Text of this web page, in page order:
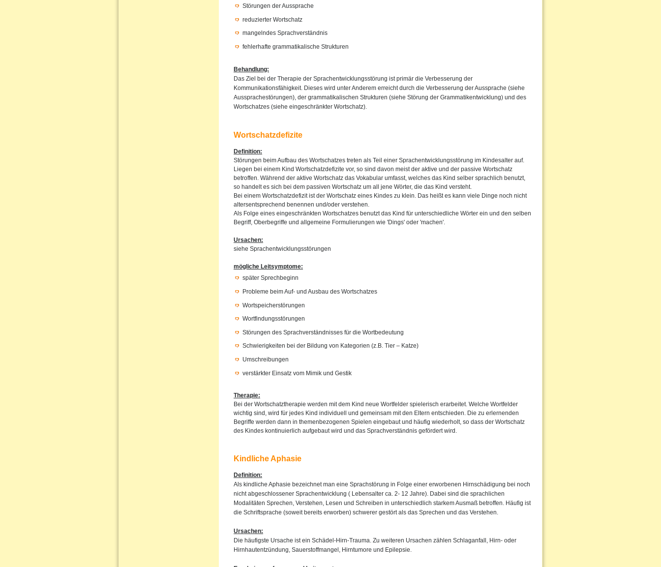
Störungen der Aussprache
reduzierter Wortschatz
mangelndes Sprachverständnis
fehlerhafte grammatikalische Strukturen
Behandlung:
Das Ziel bei der Therapie der Sprachentwicklungsstörung ist primär die Verbesserung der
Kommunikationsfähigkeit. Dieses wird unter Anderem erreicht durch die Verbesserung der Aussprache (siehe
Aussprachestörungen), der grammatikalischen Strukturen (siehe Störung der Grammatikentwicklung) und des
Wortschatzes (siehe eingeschränkter Wortschatz).
Wortschatzdefizite
Definition:
Störungen beim Aufbau des Wortschatzes treten als Teil einer Sprachentwicklungsstörung im Kindesalter auf.
Liegen bei einem Kind Wortschatzdefizite vor, so sind davon meist der aktive und der passive Wortschatz
betroffen. Während der aktive Wortschatz das Vokabular umfasst, welches das Kind selber sprachlich benutzt,
so handelt es sich bei dem passiven Wortschatz um all jene Wörter, die das Kind versteht.
Bei einem Wortschatzdefizit ist der Wortschatz eines Kindes zu klein. Das heißt es kann viele Dinge noch nicht
altersentsprechend benennen und/oder verstehen.
Als Folge eines eingeschränkten Wortschatzes benutzt das Kind für unterschiedliche Wörter ein und den selben
Begriff, Oberbegriffe und allgemeine Formulierungen wie 'Dings' oder 'machen'.
Ursachen:
siehe Sprachentwicklungsstörungen
mögliche Leitsymptome:
später Sprechbeginn
Probleme beim Auf- und Ausbau des Wortschatzes
Wortspeicherstörungen
Wortfindungsstörungen
Störungen des Sprachverständnisses für die Wortbedeutung
Schwierigkeiten bei der Bildung von Kategorien (z.B. Tier – Katze)
Umschreibungen
verstärkter Einsatz vom Mimik und Gestik
Therapie:
Bei der Wortschatztherapie werden mit dem Kind neue Wortfelder spielerisch erarbeitet. Welche Wortfelder
wichtig sind, wird für jedes Kind individuell und gemeinsam mit den Eltern entschieden. Die zu erlernenden
Begriffe werden dann in themenbezogenen Spielen eingebaut und häufig wiederholt, so dass der Wortschatz
des Kindes kontinuierlich aufgebaut wird und das Sprachverständnis gefördert wird.
Kindliche Aphasie
Definition:
Als kindliche Aphasie bezeichnet man eine Sprachstörung in Folge einer erworbenen Hirnschädigung bei noch
nicht abgeschlossener Sprachentwicklung ( Lebensalter ca. 2- 12 Jahre). Dabei sind die sprachlichen
Modalitäten Sprechen, Verstehen, Lesen und Schreiben in unterschiedlich starkem Ausmaß betroffen. Häufig ist
die Schriftsprache (soweit bereits erworben) schwerer gestört als das Sprechen und das Verstehen.
Ursachen:
Die häufigste Ursache ist ein Schädel-Hirn-Trauma. Zu weiteren Ursachen zählen Schlaganfall, Hirn- oder
Hirnhautentzündung, Sauerstoffmangel, Hirntumore und Epilepsie.